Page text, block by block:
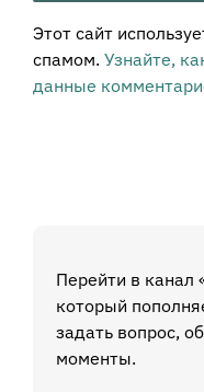
Этот сайт
спамом. Узнайте,
данные
Перейти в канал
который
задать вопрос,
моменты.